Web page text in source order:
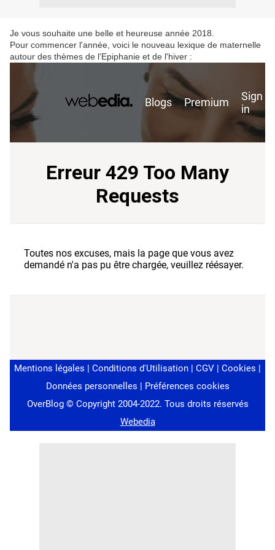
Je vous souhaite une belle et heureuse année 2018.
Pour commencer l'année, voici le nouveau lexique de maternelle
autour des thèmes de l'Epiphanie et de l'hiver :